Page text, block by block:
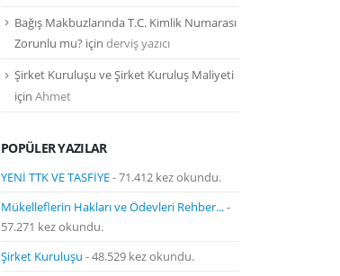
Bağış Makbuzlarında T.C. Kimlik Numarası
Zorunlu mu? için derviş yazıcı
Şirket Kuruluşu ve Şirket Kuruluş Maliyeti
için Ahmet
POPÜLER YAZILAR
YENİ TTK VE TASFİYE- 71.412 kez okundu.
Mükelleflerin Hakları ve Ödevleri Rehber...-
57.271 kez okundu.
Şirket Kuruluşu - 48.529 kez okundu.